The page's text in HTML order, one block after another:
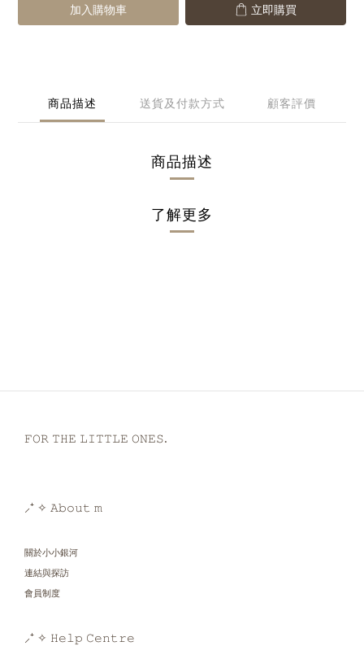
加入購物車 立即購買
商品描述 送貨及付款方式 顧客評價
商品描述
了解更多
𝙵𝙾𝚁 𝚃𝙷𝙴 𝙻𝙸𝚃𝚃𝙻𝙴 𝙾𝙽𝙴𝚂.
⸝⁺ ✧ 𝙰𝚋𝚘𝚞𝚝 𝚖
關於小小銀河
連結與探訪
會員制度
⸝⁺ ✧ 𝙷𝚎𝚕𝚙 𝙲𝚎𝚗𝚝𝚛𝚎